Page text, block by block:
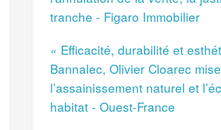
tranche - Figaro Immobilier
« Efficacité, durabilité et
Bannalec, Olivier Cloarec
l’assainissement naturel et
habitat - Ouest-France